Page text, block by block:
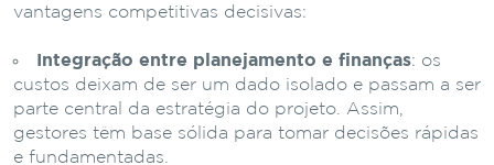
vantagens competitivas decisivas:
Integração entre planejamento e finanças: os
custos deixam de ser um dado isolado e passam a ser
parte central da estratégia do projeto. Assim,
gestores têm base sólida para tomar decisões rápidas
e fundamentadas.